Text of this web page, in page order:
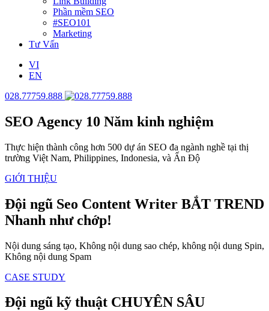
Phần mềm SEO
#SEO101
Marketing
Tư Vấn
VI
EN
028.77759.888
SEO Agency 10 Năm kinh nghiệm
Thực hiện thành công hơn 500 dự án SEO đa ngành nghề tại thị
trường Việt Nam, Philippines, Indonesia, và Ấn Độ
GIỚI THIỆU
Đội ngũ Seo Content Writer BẮT TREND
Nhanh như chớp!
Nội dung sáng tạo, Không nội dung sao chép, không nội dung Spin,
Không nội dung Spam
CASE STUDY
Đội ngũ kỹ thuật CHUYÊN SÂU